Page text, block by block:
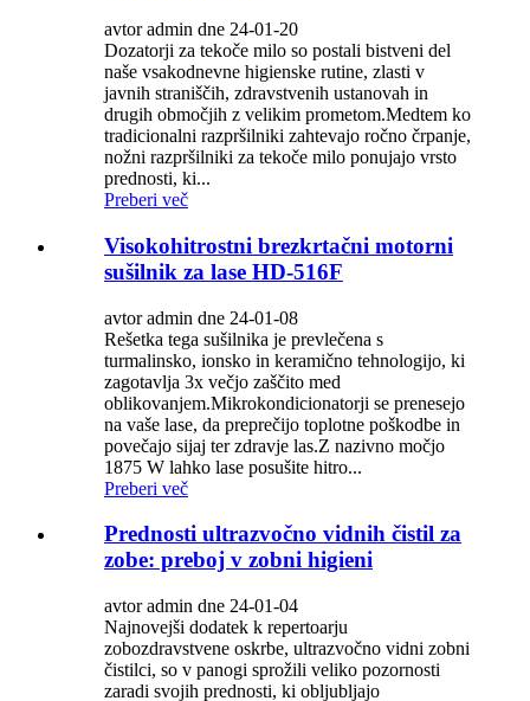
avtor admin dne 24-01-20
Dozatorji za tekoče milo so postali bistveni del
naše vsakodnevne higienske rutine, zlasti v
javnih straniščih, zdravstvenih ustanovah in
drugih območjih z velikim prometom.Medtem ko
tradicionalni razpršilniki zahtevajo ročno črpanje,
nožni razpršilniki za tekoče milo ponujajo vrsto
prednosti, ki...
Preberi več
Visokohitrostni brezkrtačni motorni
sušilnik za lase HD-516F
avtor admin dne 24-01-08
Rešetka tega sušilnika je prevlečena s
turmalinsko, ionsko in keramično tehnologijo, ki
zagotavlja 3x večjo zaščito med
oblikovanjem.Mikrokondicionatorji se prenesejo
na vaše lase, da preprečijo toplotne poškodbe in
povečajo sijaj ter zdravje las.Z nazivno močjo
1875 W lahko lase posušite hitro...
Preberi več
Prednosti ultrazvočno vidnih čistil za
zobe: preboj v zobni higieni
avtor admin dne 24-01-04
Najnovejši dodatek k repertoarju
zobozdravstvene oskrbe, ultrazvočno vidni zobni
čistilci, so v panogi sprožili veliko pozornosti
zaradi svojih prednosti, ki obljubljajo